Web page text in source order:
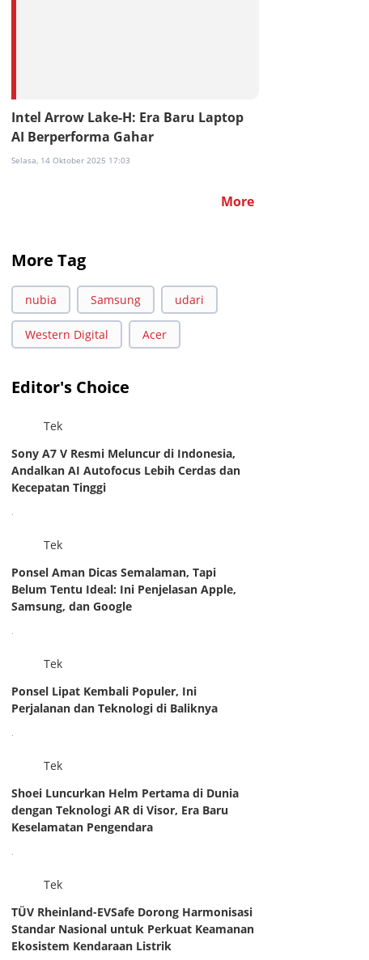
Intel Arrow Lake-H: Era Baru Laptop
AI Berperforma Gahar
Selasa, 14 Oktober 2025 17:03
More
More Tag
nubia Samsung udari
Western Digital Acer
Editor's Choice
Tek
Sony A7 V Resmi Meluncur di Indonesia,
Andalkan AI Autofocus Lebih Cerdas dan
Kecepatan Tinggi
.
Tek
Ponsel Aman Dicas Semalaman, Tapi
Belum Tentu Ideal: Ini Penjelasan Apple,
Samsung, dan Google
.
Tek
Ponsel Lipat Kembali Populer, Ini
Perjalanan dan Teknologi di Baliknya
.
Tek
Shoei Luncurkan Helm Pertama di Dunia
dengan Teknologi AR di Visor, Era Baru
Keselamatan Pengendara
.
Tek
TÜV Rheinland-EVSafe Dorong Harmonisasi
Standar Nasional untuk Perkuat Keamanan
Ekosistem Kendaraan Listrik